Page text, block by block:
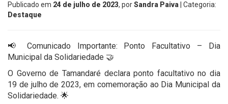
Publicado em 24 de julho de 2023, porSandra Paiva | Categoria:
Destaque
📢 Comunicado Importante: Ponto Facultativo – Dia
Municipal da Solidariedade 🤝
O Governo de Tamandaré declara ponto facultativo no dia
19 de julho de 2023, em comemoração ao Dia Municipal da
Solidariedade. 🌟